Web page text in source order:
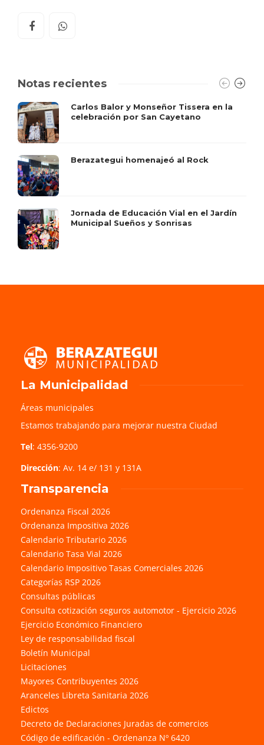
Notas recientes
Carlos Balor y Monseñor Tissera en la
celebración por San Cayetano
Berazategui homenajeó al Rock
Jornada de Educación Vial en el Jardín
Municipal Sueños y Sonrisas
La Municipalidad
Áreas municipales
Estamos trabajando para mejorar nuestra Ciudad
Tel: 4356-9200
Dirección: Av. 14 e/ 131 y 131A
Transparencia
Ordenanza Fiscal 2026
Ordenanza Impositiva 2026
Calendario Tributario 2026
Calendario Tasa Vial 2026
Calendario Impositivo Tasas Comerciales 2026
Categorías RSP 2026
Consultas públicas
Consulta cotización seguros automotor - Ejercicio 2026
Ejercicio Económico Financiero
Ley de responsabilidad fiscal
Boletín Municipal
Licitaciones
Mayores Contribuyentes 2026
Aranceles Libreta Sanitaria 2026
Edictos
Decreto de Declaraciones Juradas de comercios
Código de edificación - Ordenanza Nº 6420